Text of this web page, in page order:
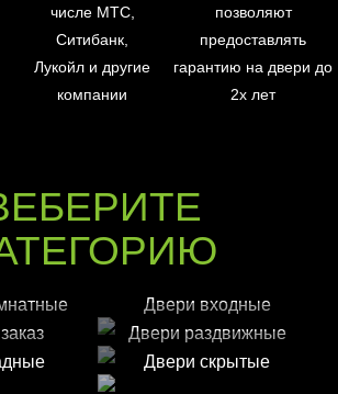
числе МТС,
Ситибанк,
Лукойл и другие
компании
позволяют
предоставлять
гарантию на двери до
2х лет
Двери входные
Двери раздвижные
Двери скрытые